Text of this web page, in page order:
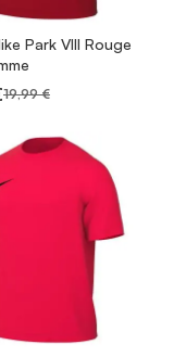
Park VIII Rouge
19,99 €